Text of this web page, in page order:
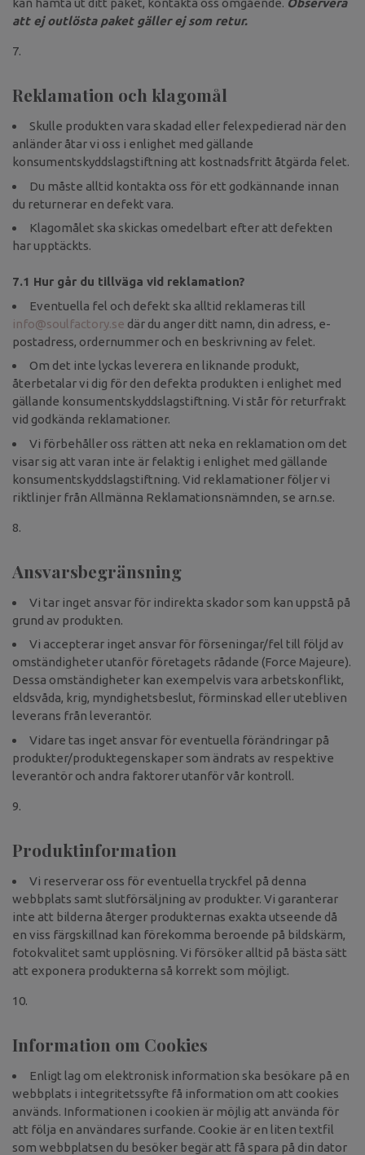
kan hämta ut ditt paket, kontakta oss omgående. Observera
att ej outlösta paket gäller ej som retur.
Reklamation och klagomål
Skulle produkten vara skadad eller felexpedierad när den
anländer åtar vi oss i enlighet med gällande
konsumentskyddslagstiftning att kostnadsfritt åtgärda felet.
Du måste alltid kontakta oss för ett godkännande innan
du returnerar en defekt vara.
Klagomålet ska skickas omedelbart efter att defekten
har upptäckts.
7.1 Hur går du tillväga vid reklamation?
Eventuella fel och defekt ska alltid reklameras till
info@soulfactory.se där du anger ditt namn, din adress, e-
postadress, ordernummer och en beskrivning av felet.
Om det inte lyckas leverera en liknande produkt,
återbetalar vi dig för den defekta produkten i enlighet med
gällande konsumentskyddslagstiftning. Vi står för returfrakt
vid godkända reklamationer.
Vi förbehåller oss rätten att neka en reklamation om det
visar sig att varan inte är felaktig i enlighet med gällande
konsumentskyddslagstiftning. Vid reklamationer följer vi
riktlinjer från Allmänna Reklamationsnämnden, se arn.se.
Ansvarsbegränsning
Vi tar inget ansvar för indirekta skador som kan uppstå på
grund av produkten.
Vi accepterar inget ansvar för förseningar/fel till följd av
omständigheter utanför företagets rådande (Force Majeure).
Dessa omständigheter kan exempelvis vara arbetskonflikt,
eldsvåda, krig, myndighetsbeslut, förminskad eller utebliven
leverans från leverantör.
Vidare tas inget ansvar för eventuella förändringar på
produkter/produktegenskaper som ändrats av respektive
leverantör och andra faktorer utanför vår kontroll.
Produktinformation
Vi reserverar oss för eventuella tryckfel på denna
webbplats samt slutförsäljning av produkter. Vi garanterar
inte att bilderna återger produkternas exakta utseende då
en viss färgskillnad kan förekomma beroende på bildskärm,
fotokvalitet samt upplösning. Vi försöker alltid på bästa sätt
att exponera produkterna så korrekt som möjligt.
Information om Cookies
Enligt lag om elektronisk information ska besökare på en
webbplats i integritetssyfte få information om att cookies
används. Informationen i cookien är möjlig att använda för
att följa en användares surfande. Cookie är en liten textfil
som webbplatsen du besöker begär att få spara på din dator